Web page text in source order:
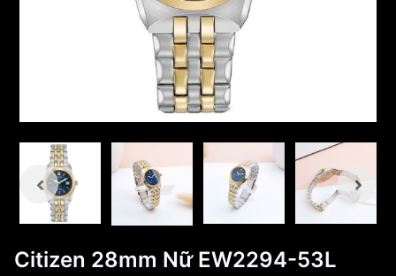
Citizen 28mm Nữ EW2294-53L